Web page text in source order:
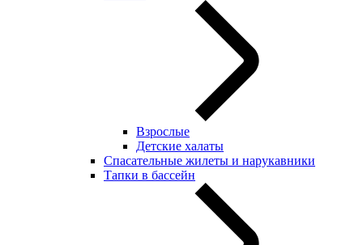
Взрослые
Детские халаты
Спасательные жилеты и нарукавники
Тапки в бассейн